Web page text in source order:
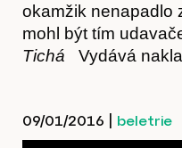
okamžik nenapadlo
mohl být tím
Tichá Vydává
09/01/2016 beletrie